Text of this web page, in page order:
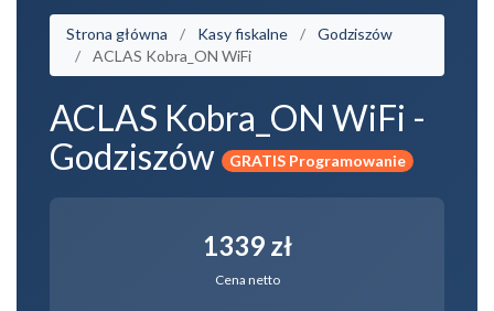
Strona główna Kasy fiskalne
Godziszów
ACLAS Kobra_ON WiFi
ACLAS Kobra_ON WiFi -
Godziszów
GRATIS Programowanie
1339 zł
Cena netto